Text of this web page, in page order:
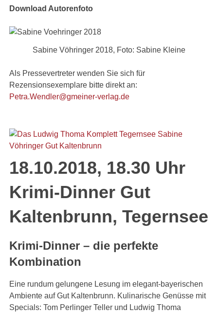
Download Autorenfoto
Sabine Vöhringer 2018, Foto: Sabine Kleine
Als Pressevertreter wenden Sie sich für
Rezensionsexemplare bitte direkt an:
Petra.Wendler@gmeiner-verlag.de
18.10.2018, 18.30 Uhr
Krimi-Dinner Gut
Kaltenbrunn, Tegernsee
Krimi-Dinner – die perfekte
Kombination
Eine rundum gelungene Lesung im elegant-bayerischen
Ambiente auf Gut Kaltenbrunn. Kulinarische Genüsse mit
Specials: Tom Perlinger Teller und Ludwig Thoma